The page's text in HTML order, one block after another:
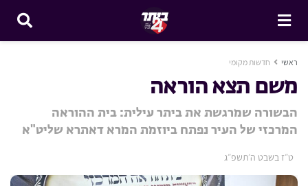
ראשי חדשות מקומי
משם תצא הוראה
הבשורה שמרגשת את ביתר עילית: בית ההוראה
המרכזי של העיר נפתח ביוזמת המרא דאתרא שליט"א
ט״ז בשבט ה׳תשפ״ג